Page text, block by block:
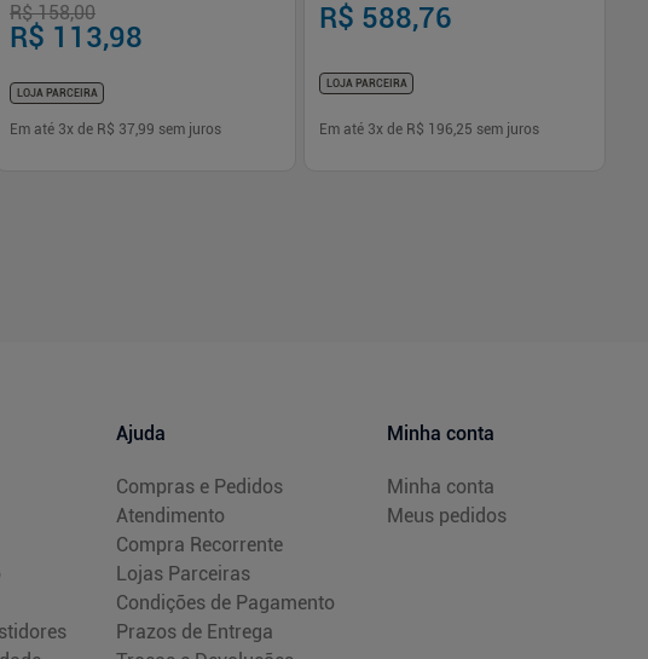
R$ 158,00
R$ 113,98
LOJA PARCEIRA
Em até 3x de R$ 37,99 sem juros
R$ 588,76
LOJA PARCEIRA
Em até 3x de R$ 196,25 sem juros
Ajuda
Compras e Pedidos
Atendimento
Compra Recorrente
Lojas Parceiras
Condições de Pagamento
Prazos de Entrega
Minha conta
Minha conta
Meus pedidos